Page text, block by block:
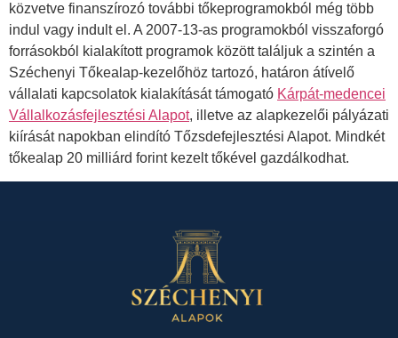
közvetve finanszírozó további tőkeprogramokból még több
indul vagy indult el. A 2007-13-as programokból visszaforgó
forrásokból kialakított programok között találjuk a szintén a
Széchenyi Tőkealap-kezelőhöz tartozó, határon átívelő
vállalati kapcsolatok kialakítását támogató Kárpát-medencei
Vállalkozásfejlesztési Alapot, illetve az alapkezelői pályázati
kiírását napokban elindító Tőzsdefejlesztési Alapot. Mindkét
tőkealap 20 milliárd forint kezelt tőkével gazdálkodhat.